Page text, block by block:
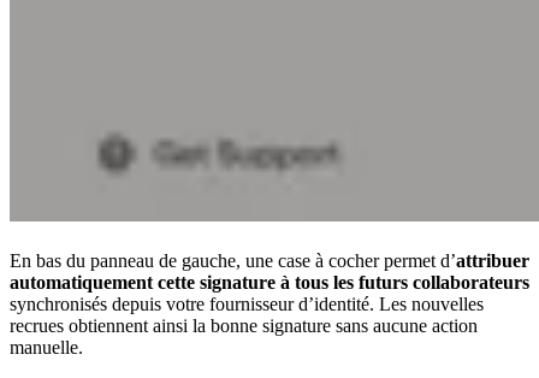
En bas du panneau de gauche, une case à cocher permet d’attribuer
automatiquement cette signature à tous les futurs collaborateurs
synchronisés depuis votre fournisseur d’identité. Les nouvelles
recrues obtiennent ainsi la bonne signature sans aucune action
manuelle.